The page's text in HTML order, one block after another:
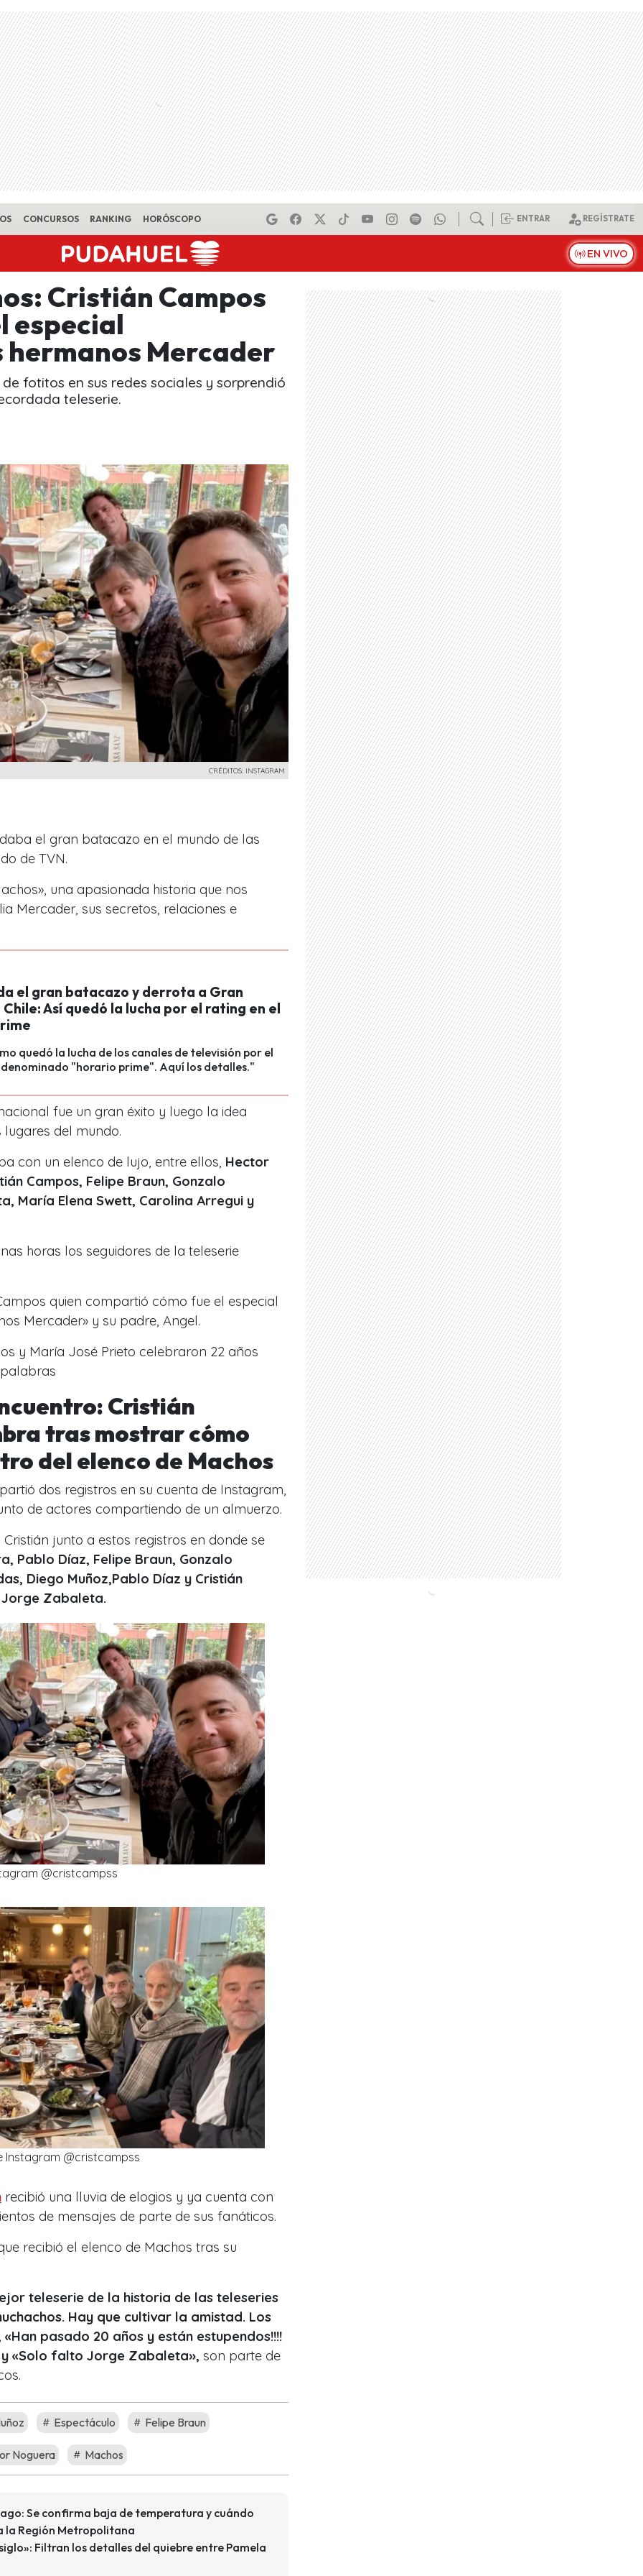
CONCURSOS RANKING HORÓSCOPO ENTRAR REGÍSTRATE
EN VIVO
Cristián Campos
especial
Mercader
fotitos en sus redes sociales y sorprendió
teleserie.
CRÉDITOS: INSTAGRAM
el gran batacazo en el mundo de las
de TVN.
una apasionada historia que nos
Mercader, sus secretos, relaciones e
el gran batacazo y derrota a Gran
Así quedó la lucha por el rating en el
quedó la lucha de los canales de televisión por el
"horario prime". Aquí los detalles."
fue un gran éxito y luego la idea
del mundo.
con un elenco de lujo, entre ellos, Hector
Campos, Felipe Braun, Gonzalo
María Elena Swett, Carolina Arregui y
horas los seguidores de la teleserie
quien compartió cómo fue el especial
Mercader» y su padre, Angel.
y María José Prieto celebraron 22 años
Cristián
tras mostrar cómo
del elenco de Machos
dos registros en su cuenta de Instagram,
de actores compartiendo de un almuerzo.
Cristián junto a estos registros en donde se
Pablo Díaz, Felipe Braun, Gonzalo
Diego Muñoz,Pablo Díaz y Cristián
Zabaleta.
@cristcampss
Instagram @cristcampss
recibió una lluvia de elogios y ya cuenta con
de mensajes de parte de sus fanáticos.
recibió el elenco de Machos tras su
teleserie de la historia de las teleseries
Hay que cultivar la amistad. Los
pasado 20 años y están estupendos!!!!
y «Solo falto Jorge Zabaleta», son parte de
Espectáculo Felipe Braun
Noguera Machos
Se confirma baja de temperatura y cuándo
la Región Metropolitana
Filtran los detalles del quiebre entre Pamela